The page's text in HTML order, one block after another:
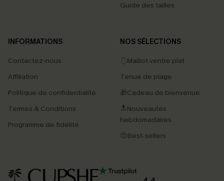
Guide des tailles
INFORMATIONS
Contactez-nous
Affiliation
Politique de confidentialité
Termes & Conditions
Programme de fidélité
NOS SÉLECTIONS
🩱Maillot ventre plat
Tenue de plage
🎁Cadeau de bienvenue
🔝Nouveautés
hebdomadaires
😍Best-sellers